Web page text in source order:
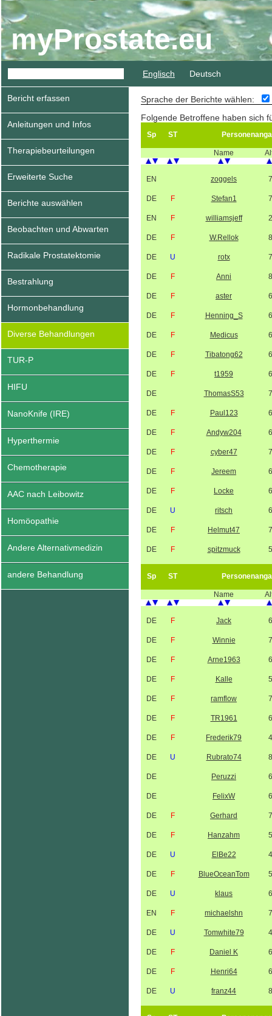
myProstate.eu
Englisch Deutsch
Bericht erfassen
Anleitungen und Infos
Therapiebeurteilungen
Erweiterte Suche
Berichte auswählen
Beobachten und Abwarten
Radikale Prostatektomie
Bestrahlung
Hormonbehandlung
Diverse Behandlungen
TUR-P
HIFU
NanoKnife (IRE)
Hyperthermie
Chemotherapie
AAC nach Leibowitz
Homöopathie
Andere Alternativmedizin
andere Behandlung
Sprache der Berichte wählen:
Folgende Betroffene haben sich
Sp ST
Name
EN zoggels
DE F Stefan1
EN F williamsjeff
DE F W.Rellok
DE U rotx
DE F Anni
DE F aster
DE F Henning_S
DE F Medicus
DE F Tibatong62
DE F t1959
DE ThomasS53
DE F Paul123
DE F Andyw204
DE F cyber47
DE F Jereem
DE F Locke
DE U ritsch
DE F Helmut47
DE F spitzmuck
Sp ST
Name
DE F Jack
DE F Winnie
DE F Arne1963
DE F Kalle
DE F ramflow
DE F TR1961
DE F Frederik79
DE U Rubrato74
DE Peruzzi
DE FelixW
DE F Gerhard
DE F Hanzahm
DE U ElBe22
DE F BlueOceanTom
DE U klaus
EN F michaelshn
DE U Tomwhite79
DE F Daniel K
DE F Henri64
DE U franz44